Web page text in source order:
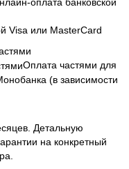
Visa или MasterCard
Оплата частями для
(в зависимости
Детальную
на конкретный